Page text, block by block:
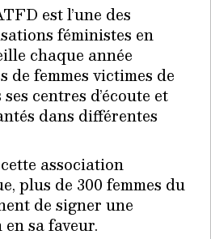
est l’une des
féministes en
chaque année
de femmes victimes de
centres d’écoute et
dans différentes
association
plus de 300 femmes du
de signer une
sa faveur.